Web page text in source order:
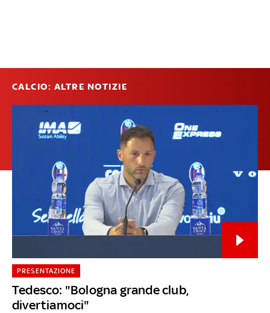
CALCIO: ALTRE NOTIZIE
Tedesco: "Bologna grande club,
divertiamoci"
PRESENTAZIONE